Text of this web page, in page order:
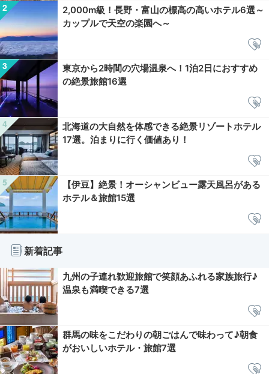
2,000m級！長野・富山の標高の高いホテル6選～
カップルで天空の楽園へ～
東京から2時間の穴場温泉へ！1泊2日におすすめ
の絶景旅館16選
北海道の大自然を体感できる絶景リゾートホテル
17選。泊まりに行く価値あり！
【伊豆】絶景！オーシャンビュー露天風呂がある
ホテル＆旅館15選
新着記事
九州の子連れ歓迎旅館で笑顔あふれる家族旅行♪
温泉も満喫できる7選
群馬の味をこだわりの朝ごはんで味わって♪朝食
がおいしいホテル・旅館7選